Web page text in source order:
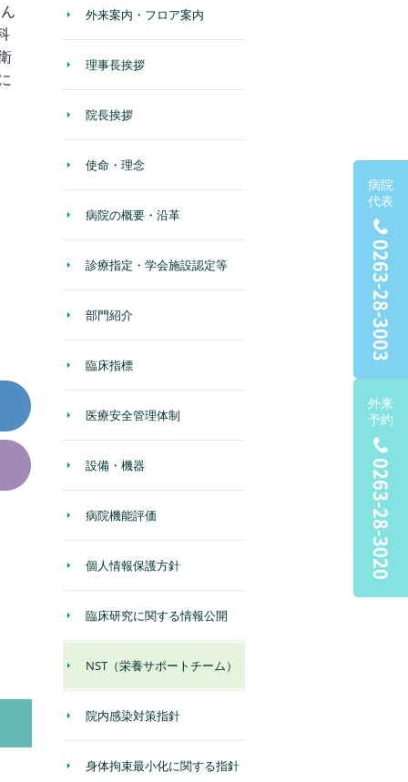
外来案内・フロア案内
理事長挨拶
院長挨拶
使命・理念
病院の概要・沿革
診療指定・学会施設認定等
部門紹介
臨床指標
医療安全管理体制
設備・機器
病院機能評価
個人情報保護方針
臨床研究に関する情報公開
NST（栄養サポートチーム）
院内感染対策指針
身体拘束最小化に関する指針
病院
代表
0263-28-3003
外来
予約
0263-28-3020